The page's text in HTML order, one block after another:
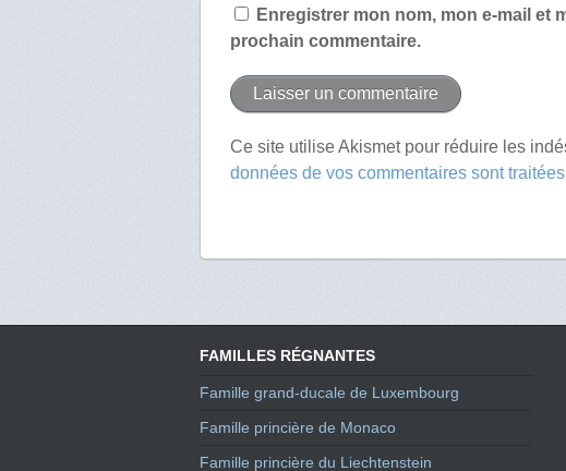
Enregistrer mon nom, mon e-mail et
prochain commentaire.
Ce site utilise Akismet pour réduire les
données de vos commentaires sont traitées
FAMILLES RÉGNANTES
Famille grand-ducale de Luxembourg
Famille princière de Monaco
Famille princière du Liechtenstein